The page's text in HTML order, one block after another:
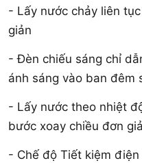
- Lấy nước chảy liên
giản
- Đèn chiếu sáng chỉ
ánh sáng vào ban đêm
- Lấy nước theo nhiệt
bước xoay chiều đơn
- Chế độ Tiết kiệm điện